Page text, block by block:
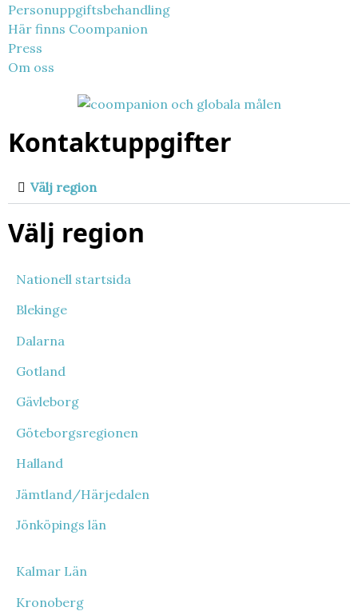
Personuppgiftsbehandling
Här finns Coompanion
Press
Om oss
Kontaktuppgifter
Välj region
Välj region
Nationell startsida
Blekinge
Dalarna
Gotland
Gävleborg
Göteborgsregionen
Halland
Jämtland/Härjedalen
Jönköpings län
Kalmar Län
Kronoberg